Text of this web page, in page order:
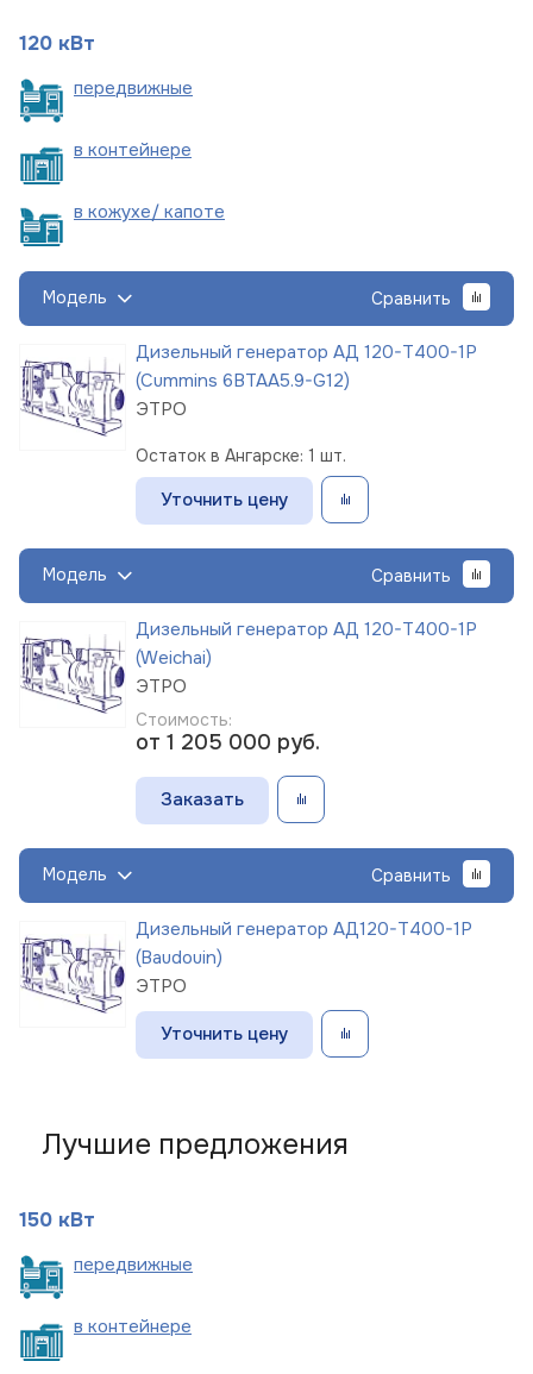
120 кВт
передвижные
в контейнере
в кожухе/ капоте
Модель Сравнить
Дизельный генератор АД 120-Т400-1Р
(Cummins 6BTAA5.9-G12)
ЭТРО
Остаток в Ангарске: 1 шт.
Уточнить цену
Модель Сравнить
Дизельный генератор АД 120-Т400-1Р
(Weichai)
ЭТРО
Стоимость:
от 1 205 000 руб.
Заказать
Модель Сравнить
Дизельный генератор АД120-Т400-1Р
(Baudouin)
ЭТРО
Уточнить цену
Лучшие предложения
150 кВт
передвижные
в контейнере